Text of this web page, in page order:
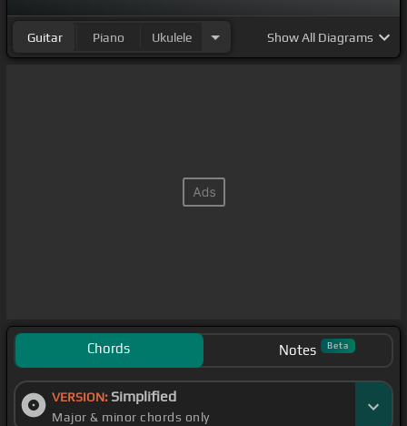
Guitar Piano Ukulele ShowAll Diagrams
Chords Notes Beta
VERSION: Simplified
Major & minor chords only